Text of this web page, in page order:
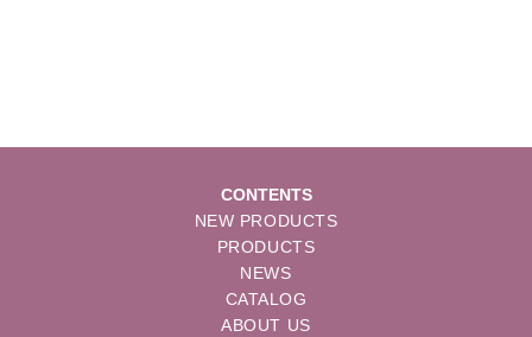
CONTENTS
NEW PRODUCTS
PRODUCTS
NEWS
CATALOG
ABOUT US